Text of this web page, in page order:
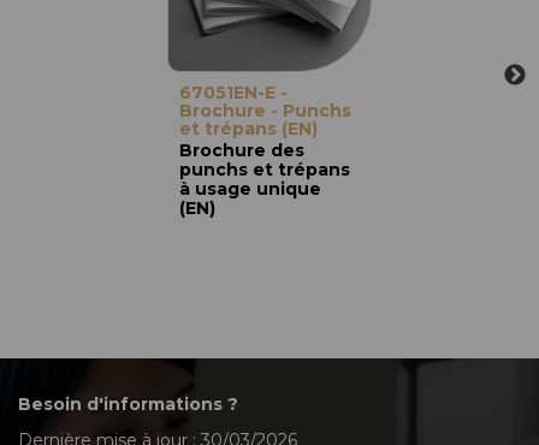
67051EN-E -
Brochure - Punchs
et trépans (EN)
Brochure des
punchs et trépans
à usage unique
(EN)
Besoin d'informations ?
Dernière mise à jour : 30/03/2026